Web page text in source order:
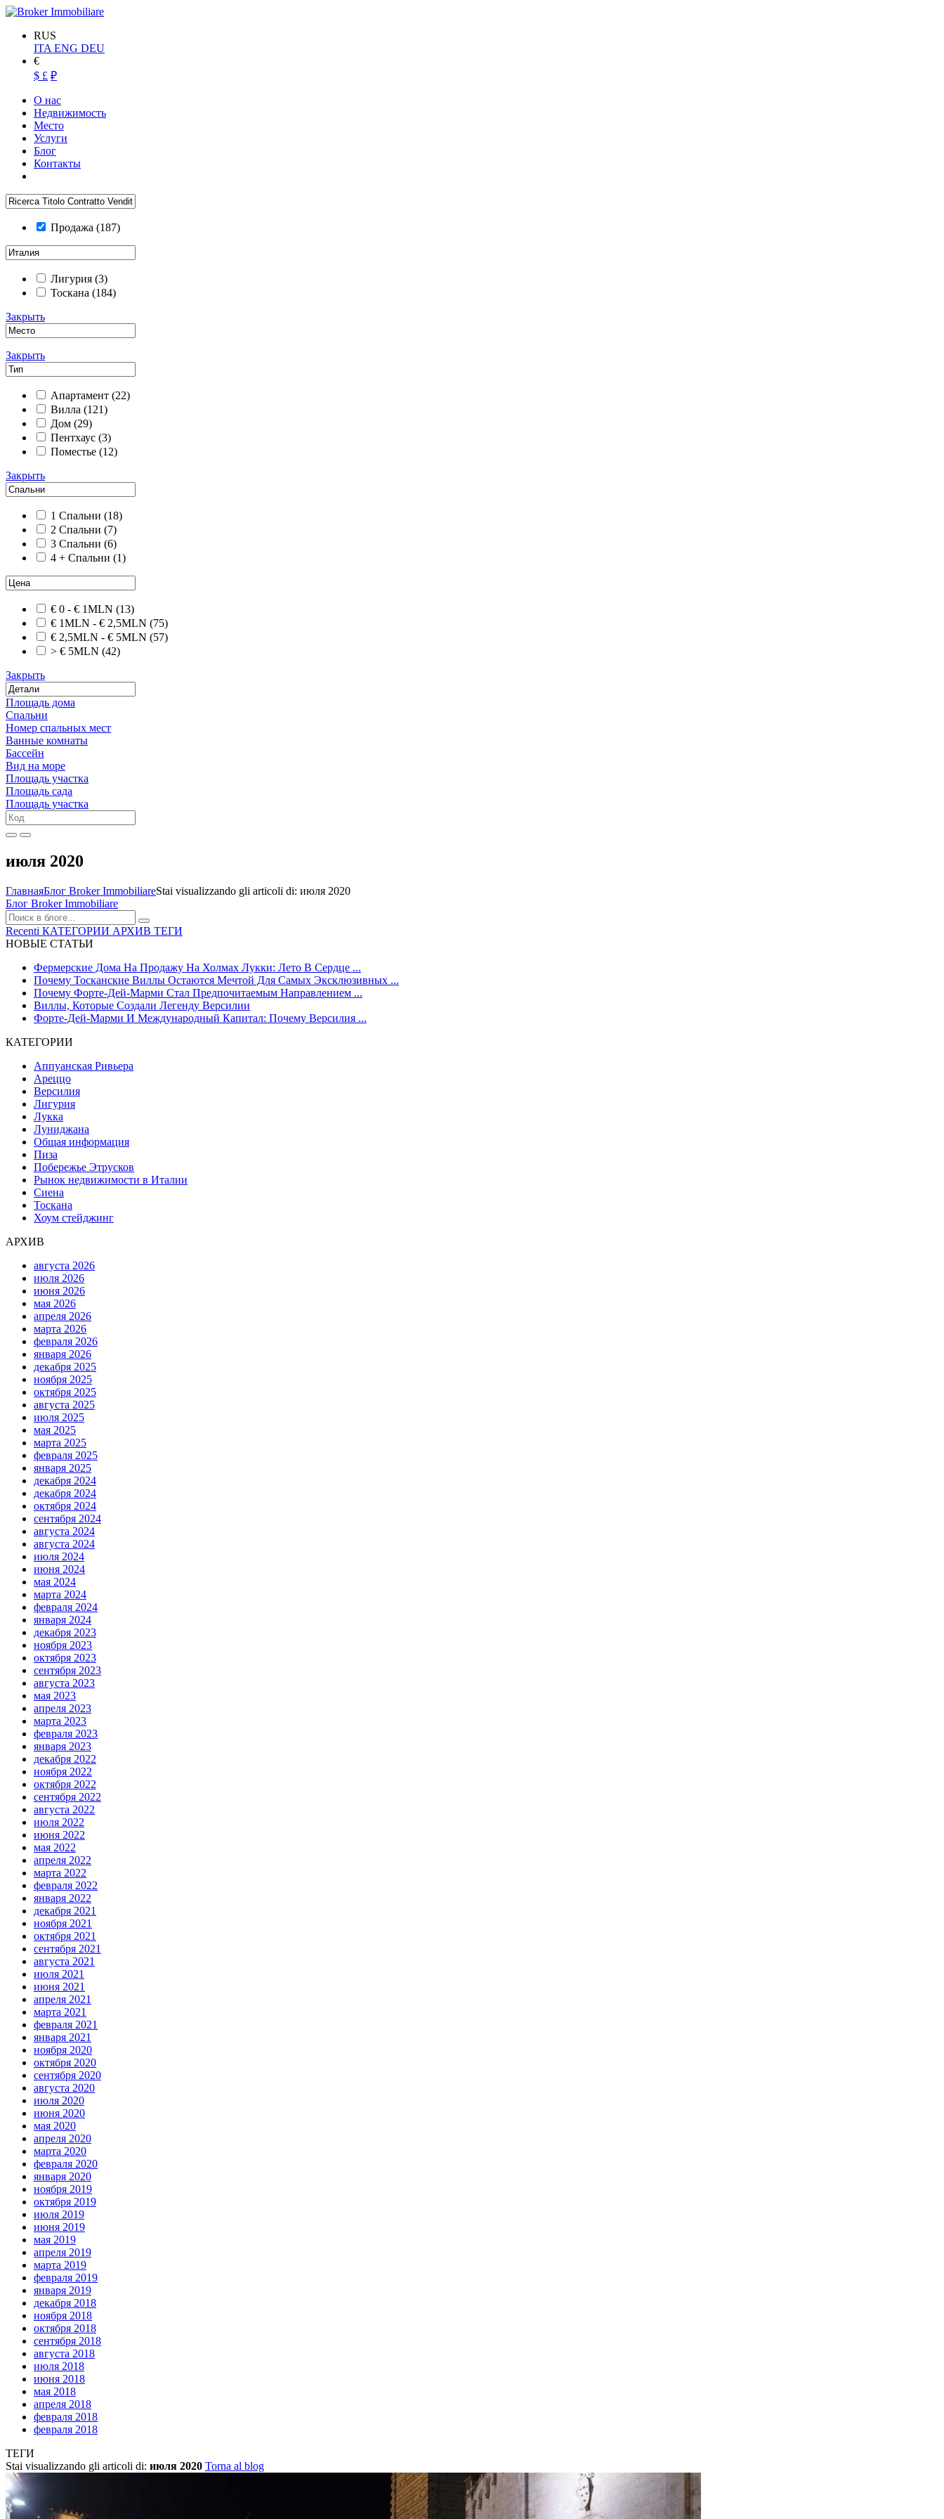
RUS
ITA ENG DEU
€
$ £ ₽
О нас
Недвижимость
Место
Услуги
Блог
Контакты
Продажа (187)
Лигурия (3)
Тоскана (184)
Закрыть
Закрыть
Апартамент (22)
Вилла (121)
Дом (29)
Пентхаус (3)
Поместье (12)
Закрыть
1 Спальни (18)
2 Спальни (7)
3 Спальни (6)
4 + Спальни (1)
€ 0 - € 1MLN (13)
€ 1MLN - € 2,5MLN (75)
€ 2,5MLN - € 5MLN (57)
> € 5MLN (42)
Закрыть
Площадь дома
Спальни
Номер спальных мест
Ванные комнаты
Бассейн
Вид на море
Площадь участка
Площадь сада
Площадь участка
июля 2020
ГлавнаяБлог Broker ImmobiliareStai visualizzando gli articoli di: июля 2020
Блог Broker Immobiliare
Recenti КАТЕГОРИИ АРХИВ ТЕГИ
НОВЫЕ СТАТЬИ
Фермерские Дома На Продажу На Холмах Лукки: Лето В Сердце ...
Почему Тосканские Виллы Остаются Мечтой Для Самых Эксклюзивных ...
Почему Форте-Дей-Марми Стал Предпочитаемым Направлением ...
Виллы, Которые Создали Легенду Версилии
Форте-Дей-Марми И Международный Капитал: Почему Версилия ...
КАТЕГОРИИ
Аппуанская Ривьера
Ареццо
Версилия
Лигурия
Лукка
Луниджана
Общая информация
Пиза
Побережье Этрусков
Рынок недвижимости в Италии
Сиена
Тоскана
Хоум стейджинг
АРХИВ
августа 2026
июля 2026
июня 2026
мая 2026
апреля 2026
марта 2026
февраля 2026
января 2026
декабря 2025
ноября 2025
октября 2025
августа 2025
июля 2025
мая 2025
марта 2025
февраля 2025
января 2025
декабря 2024
декабря 2024
октября 2024
сентября 2024
августа 2024
августа 2024
июля 2024
июня 2024
мая 2024
марта 2024
февраля 2024
января 2024
декабря 2023
ноября 2023
октября 2023
сентября 2023
августа 2023
мая 2023
апреля 2023
марта 2023
февраля 2023
января 2023
декабря 2022
ноября 2022
октября 2022
сентября 2022
августа 2022
июля 2022
июня 2022
мая 2022
апреля 2022
марта 2022
февраля 2022
января 2022
декабря 2021
ноября 2021
октября 2021
сентября 2021
августа 2021
июля 2021
июня 2021
апреля 2021
марта 2021
февраля 2021
января 2021
ноября 2020
октября 2020
сентября 2020
августа 2020
июля 2020
июня 2020
мая 2020
апреля 2020
марта 2020
февраля 2020
января 2020
ноября 2019
октября 2019
июля 2019
июня 2019
мая 2019
апреля 2019
марта 2019
февраля 2019
января 2019
декабря 2018
ноября 2018
октября 2018
сентября 2018
августа 2018
июля 2018
июня 2018
мая 2018
апреля 2018
февраля 2018
февраля 2018
ТЕГИ
Stai visualizzando gli articoli di: июля 2020 Torna al blog